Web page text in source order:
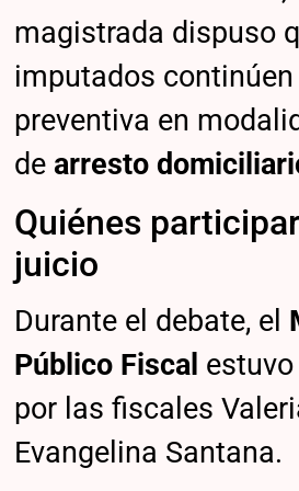
magistrada dispuso
imputados
preventiva en
de arresto
Quiénes
juicio
Durante el debate, el
Público Fiscal
por las fiscales
Evangelina Santana.